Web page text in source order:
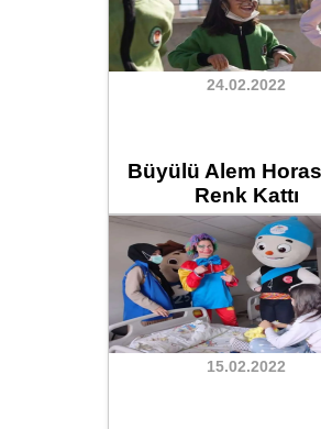
24.02.2022
Büyülü Alem
Renk Kattı
15.02.2022